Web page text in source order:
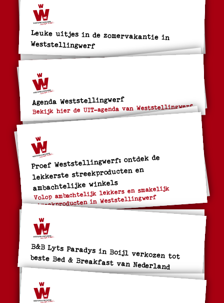
Leuke uitjes in de zomervakantie in
Weststellingwerf
Agenda Weststellingwerf
Bekijk hier de UIT-agenda van Weststellingwerf
Proef Weststellingwerf: ontdek de
lekkerste streekproducten en
ambachtelijke winkels
Volop ambachtelijk lekkers en smakelijk
streekproducten in Weststellingwerf
B&B Lyts Paradys in Boijl verkozen tot beste Bed & Breakfast van Nederland